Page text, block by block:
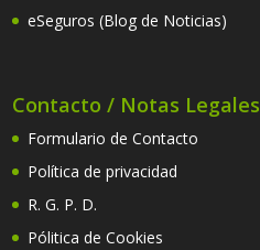
eSeguros (Blog de Noticias)
Contacto / Notas Legales
Formulario de Contacto
Política de privacidad
R. G. P. D.
Pólitica de Cookies